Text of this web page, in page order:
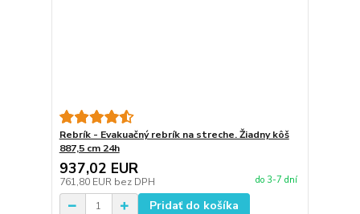
Rebrík - Evakuačný rebrík na streche. Žiadny kôš
887,5 cm 24h
937,02 EUR
761,80 EUR bez DPH do 3-7 dní
Pridať do košíka